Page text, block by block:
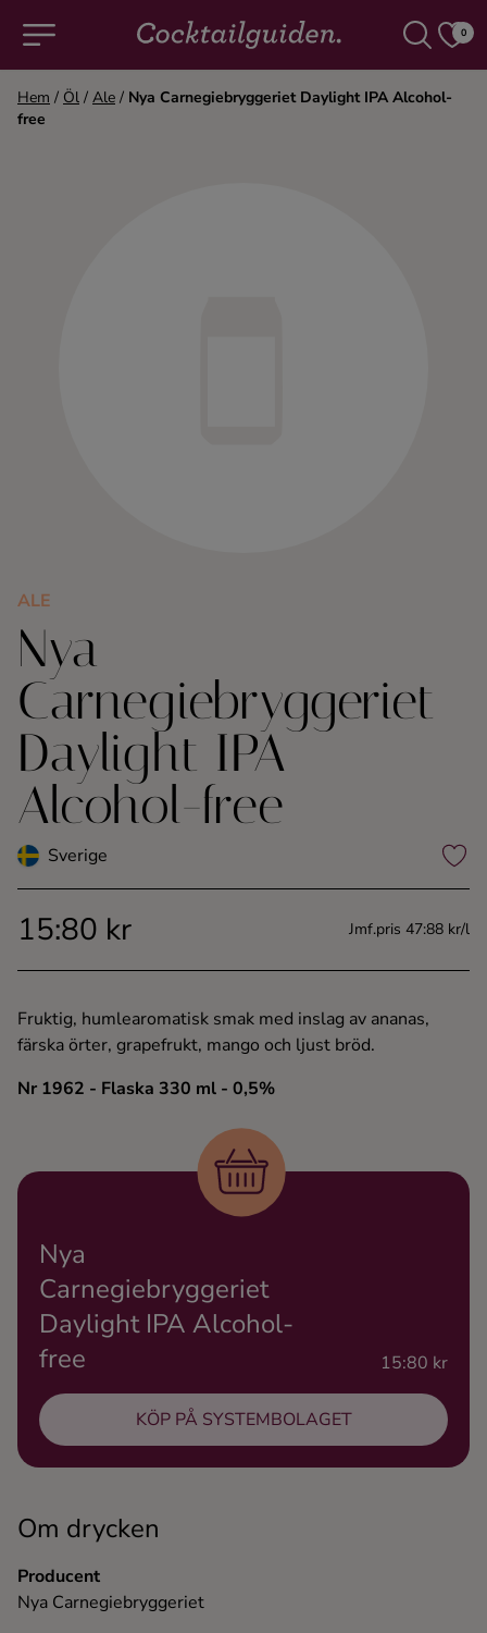
0
Rom
Shots
Tequila
Whisky
Hem / Öl / Ale / Nya Carnegiebryggeriet Daylight IPA Alcohol-
free
ALE
Nya
Carnegiebryggeriet
Daylight IPA
Alcohol-free
Sverige
15:80 kr Jmf.pris 47:88 kr/l
Fruktig, humlearomatisk smak med inslag av ananas,
färska örter, grapefrukt, mango och ljust bröd.
Nr 1962 - Flaska 330 ml - 0,5%
Om drycken
Producent
Nya Carnegiebryggeriet
Nya
Carnegiebryggeriet
Daylight IPA Alcohol-
free
15:80 kr
KÖP PÅ SYSTEMBOLAGET